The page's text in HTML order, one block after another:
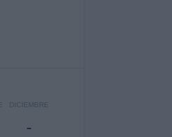
DICIEMBRE
-